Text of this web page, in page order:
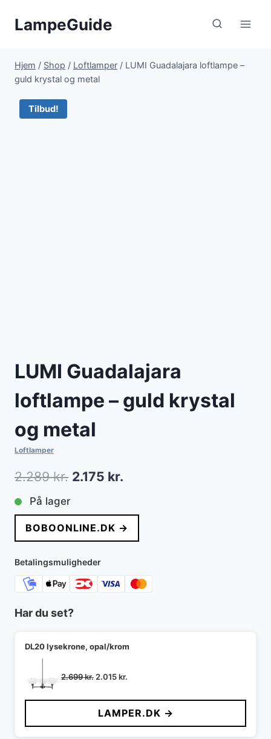
LampeGuide
Hjem / Shop / Loftlamper / LUMI Guadalajara loftlampe –
guld krystal og metal
Tilbud!
LUMI Guadalajara
loftlampe – guld krystal
og metal
Loftlamper
2.289kr. Den
pris
var:
2.289 kr..
2.175 kr.
pris
er:
På lager
BOBOONLINE.DK →
Betalingsmuligheder
Har du set?
DL20 lysekrone, opal/krom
2.699kr. Den
pris
var:
2.699 kr..
2.015kr.
pris
er:
2.015 kr..
LAMPER.DK →